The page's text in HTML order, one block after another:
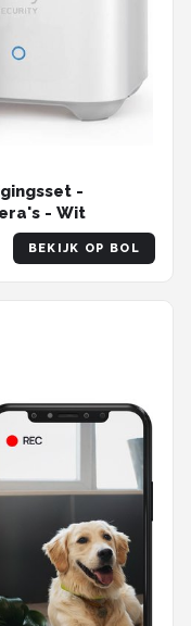
-
- Wit
BEKIJK OP BOL